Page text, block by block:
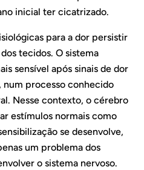
inicial ter cicatrizado.
para a dor persistir
tecidos. O sistema
sensível após sinais de dor
num processo conhecido
Nesse contexto, o cérebro
estímulos normais como
se desenvolve,
um problema dos
o sistema nervoso.